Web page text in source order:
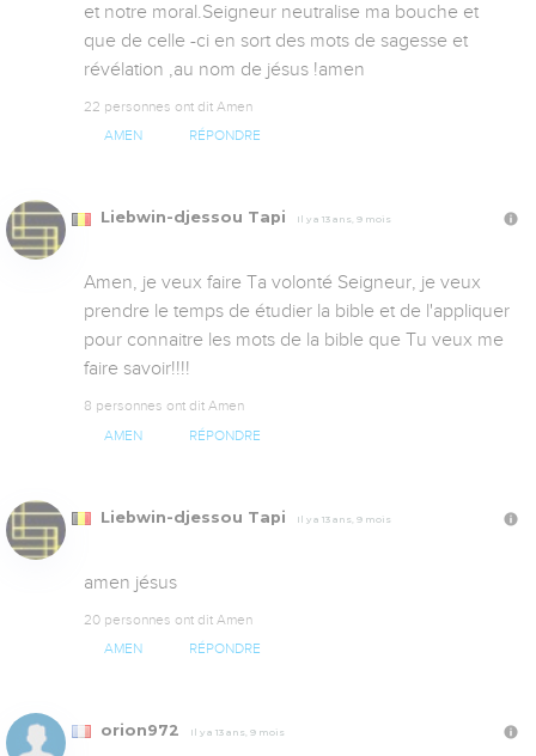
et notre moral.Seigneur neutralise ma bouche et
que de celle -ci en sort des mots de sagesse et
révélation ,au nom de jésus !amen
22 personnes ont dit Amen
AMEN RÉPONDRE
Liebwin-djessou Tapi Il y a 13 ans, 9 mois
Amen, je veux faire Ta volonté Seigneur, je veux
prendre le temps de étudier la bible et de l'appliquer
pour connaitre les mots de la bible que Tu veux me
faire savoir!!!!
8 personnes ont dit Amen
AMEN RÉPONDRE
Liebwin-djessou Tapi Il y a 13 ans, 9 mois
amen jésus
20 personnes ont dit Amen
AMEN RÉPONDRE
orion972 Il y a 13 ans, 9 mois